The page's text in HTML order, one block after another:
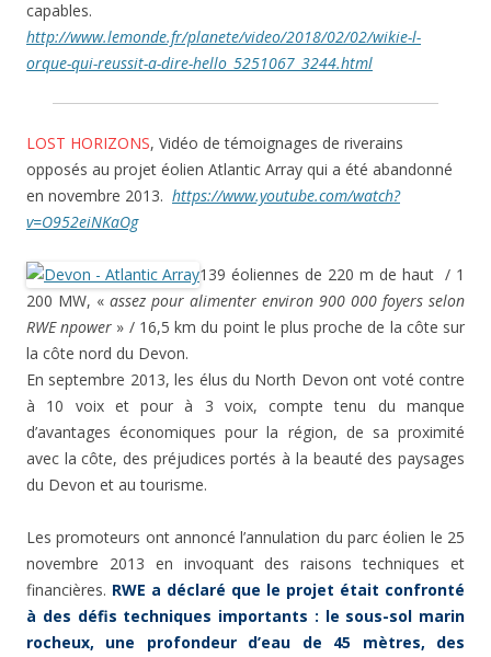
capables.
http://www.lemonde.fr/planete/video/2018/02/02/wikie-l-
orque-qui-reussit-a-dire-hello_5251067_3244.html
LOST HORIZONS, Vidéo de témoignages de riverains
opposés au projet éolien Atlantic Array qui a été abandonné
en novembre 2013. https://www.youtube.com/watch?
v=O952eiNKaOg
139 éoliennes de 220 m de haut / 1
200 MW, « assez pour alimenter environ 900 000 foyers selon
RWE npower » / 16,5 km du point le plus proche de la côte sur
la côte nord du Devon.
En septembre 2013, les élus du North Devon ont voté contre
à 10 voix et pour à 3 voix, compte tenu du manque
d’avantages économiques pour la région, de sa proximité
avec la côte, des préjudices portés à la beauté des paysages
du Devon et au tourisme.
Les promoteurs ont annoncé l’annulation du parc éolien le 25
novembre 2013 en invoquant des raisons techniques et
financières. RWE a déclaré que le projet était confronté
à des défis techniques importants : le sous-sol marin
rocheux, une profondeur d’eau de 45 mètres, des